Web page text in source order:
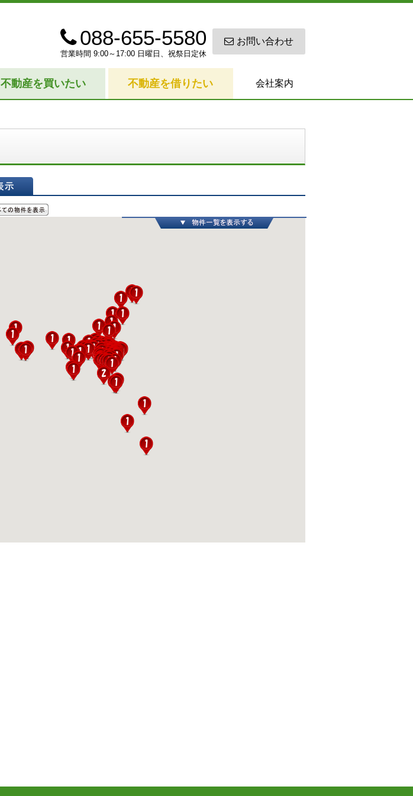
お問い合わせ
088-655-5580
営業時間 9:00～17:00 日曜日、祝祭日定休
不動産を買いたい 不動産を借りたい 会社案内